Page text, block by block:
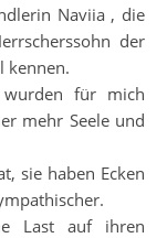
Naviia , die
der
kennen.
für mich
mehr Seele und
sie haben Ecken
Last auf ihren